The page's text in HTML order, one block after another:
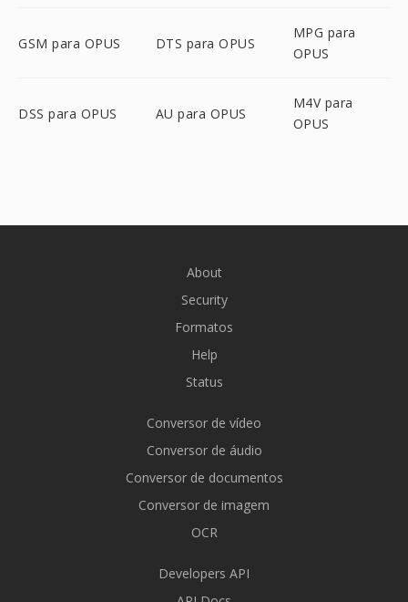
GSM para OPUS DTS para OPUS
MPG para
OPUS
DSS para OPUS AU para OPUS
M4V para
OPUS
About
Security
Formatos
Help
Status
Conversor de vídeo
Conversor de áudio
Conversor de documentos
Conversor de imagem
OCR
Developers API